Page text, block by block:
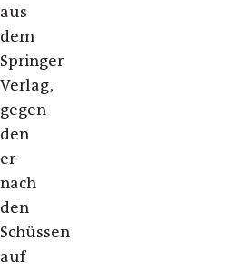
aus
dem
Springer
Verlag,
gegen
den
er
nach
den
Schüssen
auf